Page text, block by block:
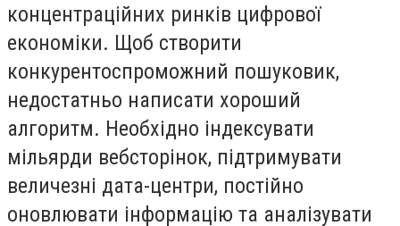
концентраційних ринків цифрової
економіки. Щоб створити
конкурентоспроможний пошуковик,
недостатньо написати хороший
алгоритм. Необхідно індексувати
мільярди вебсторінок, підтримувати
величезні дата-центри, постійно
оновлювати інформацію та аналізувати